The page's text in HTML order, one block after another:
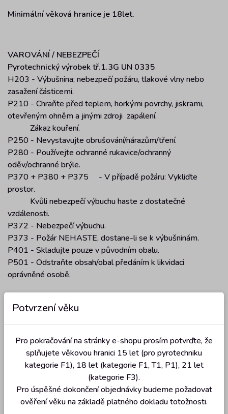
Minimální věková hranice je 18let.
VAROVÁNÍ / NEBEZPEČÍ
Pyrotechnický výrobek tř.1.3G UN 0335
H203 - Výbušnina; nebezpečí požáru, tlakové vlny nebo
zasažení částicemi.
P210 - Chraňte před teplem, horkými povrchy, jiskrami,
otevřeným ohněm a jinými zdroji zapálení.
Zákaz kouření.
P250 - Nevystavujte obrušování/nárazům/tření.
P280 - Používejte ochranné rukavice/ochranný
oděv/ochranné brýle.
P370 + P380 + P375 - V případě požáru: Vykliďte
prostor.
Kvůli nebezpečí výbuchu haste z dostatečné
vzdálenosti.
P372 - Nebezpečí výbuchu.
P373 - Požár NEHASTE, dostane-li se k výbušninám.
P401 - Skladujte pouze v původním obalu.
P501 - Odstraňte obsah/obal předáním k likvidaci
oprávněné osobě.
Parametry
Parametr Hodnota
Počet ran 16
Potvrzení věku
Pro pokračování na stránky e-shopu prosím potvrďte, že
splňujete věkovou hranici 15 let (pro pyrotechniku
kategorie F1), 18 let (kategorie F1, T1, P1), 21 let
(kategorie F3).
Pro úspěšné dokončení objednávky budeme požadovat
ověření věku na základě platného dokladu totožnosti.